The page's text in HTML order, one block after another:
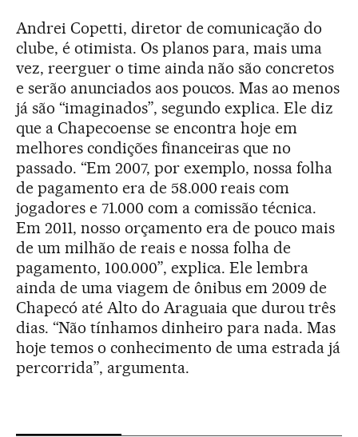
Andrei Copetti, diretor de comunicação do
clube, é otimista. Os planos para, mais uma
vez, reerguer o time ainda não são concretos
e serão anunciados aos poucos. Mas ao menos
já são “imaginados”, segundo explica. Ele diz
que a Chapecoense se encontra hoje em
melhores condições financeiras que no
passado. “Em 2007, por exemplo, nossa folha
de pagamento era de 58.000 reais com
jogadores e 71.000 com a comissão técnica.
Em 2011, nosso orçamento era de pouco mais
de um milhão de reais e nossa folha de
pagamento, 100.000”, explica. Ele lembra
ainda de uma viagem de ônibus em 2009 de
Chapecó até Alto do Araguaia que durou três
dias. “Não tínhamos dinheiro para nada. Mas
hoje temos o conhecimento de uma estrada já
percorrida”, argumenta.